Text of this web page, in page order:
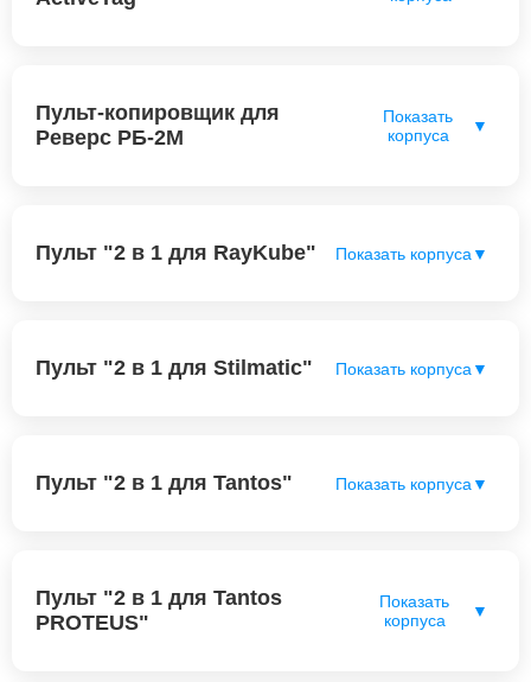
Пульт-копировщик для
Реверс РБ-2М
Показать
корпуса
▼
Пульт "2 в 1 для RayKube" Показать корпуса ▼
Пульт "2 в 1 для Stilmatic" Показать корпуса ▼
Пульт "2 в 1 для Tantos" Показать корпуса ▼
Пульт "2 в 1 для Tantos
PROTEUS"
Показать
корпуса
▼